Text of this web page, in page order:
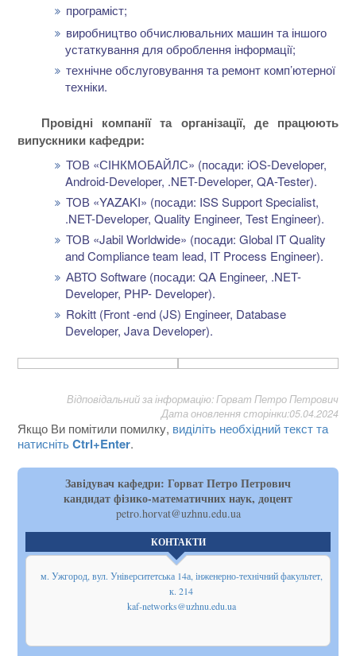
програміст;
виробництво обчислювальних машин та іншого
устаткування для оброблення інформації;
технічне обслуговування та ремонт комп’ютерної
техніки.
Провідні компанії та організації, де працюють
випускники кафедри:
ТОВ «СІНКМОБАЙЛС» (посади: iOS-Developer,
Android-Developer, .NET-Developer, QA-Tester).
ТОВ «YAZAKI» (посади: ISS Support Specialist,
.NET-Developer, Quality Engineer, Test Engineer).
ТОВ «Jabil Worldwide» (посади: Global IT Quality
and Compliance team lead, IT Process Engineer).
АВТО Software (посади: QA Engineer, .NET-
Developer, PHP- Developer).
Rokitt (Front -end (JS) Engineer, Database
Developer, Java Developer).
Відповідальний за інформацію: Горват Петро Петрович
Дата оновлення сторінки:05.04.2024
Якщо Ви помітили помилку, виділіть необхідний текст та
натиснітьCtrl+Enter.
Завідувач кафедри: Горват Петро Петрович
кандидат фізико-математичних наук, доцент
petro.horvat@uzhnu.edu.ua
КОНТАКТИ
м. Ужгород, вул. Університетська 14а, інженерно-технічний факультет,
к. 214
kaf-networks@uzhnu.edu.ua
Показати